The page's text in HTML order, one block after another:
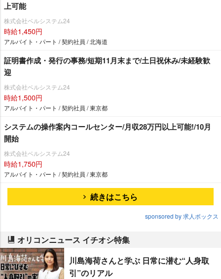
上可能
株式会社ベルシステム24
時給1,450円
アルバイト・パート / 契約社員 / 北海道
証明書作成・発行の事務/短期11月末まで/土日祝休み/未経験歓
迎
株式会社ベルシステム24
時給1,500円
アルバイト・パート / 契約社員 / 東京都
システムの操作案内コールセンター/月収28万円以上可能!/10月
開始
株式会社ベルシステム24
時給1,750円
アルバイト・パート / 契約社員 / 東京都
続きはこちら
sponsored by 求人ボックス
オリコンニュース イチオシ特集
川島海荷さんと学ぶ 日常に潜む“人身取
引”のリアル